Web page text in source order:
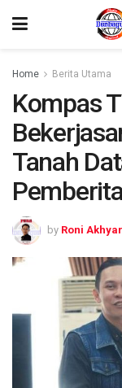
Home Berita Utama
Kompas
Tanah
by Roni Akhyar